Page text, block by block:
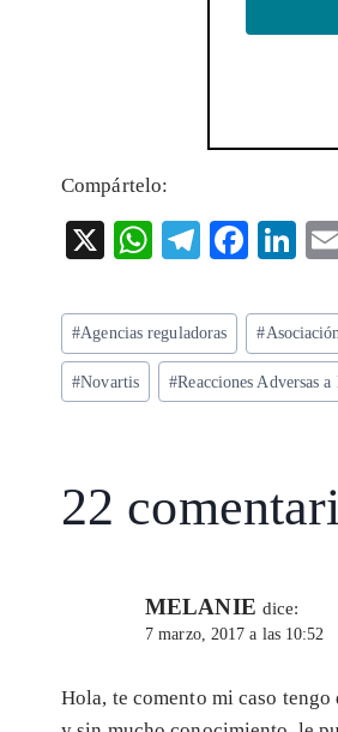
Compártelo:
X
W
ts
A
p
T
eg
ra
m
F
eb
o
o
Li
ke
dI
n
Etiquetas
de
la
#Agencias reguladoras #
#Novartis #Reacciones Adversas
22
MELANIE dice:
7 marzo, 2017 a las 10:52
Hola, te comento mi caso